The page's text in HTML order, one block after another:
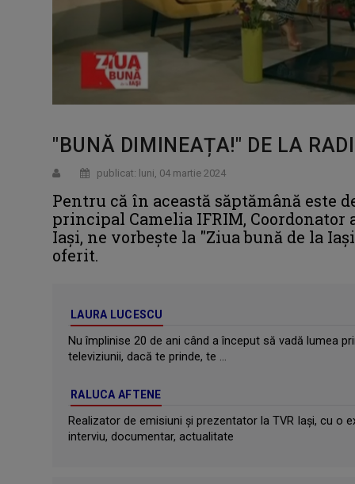
"BUNĂ DIMINEAȚA!" DE LA
publicat: luni, 04 martie 2024
Pentru că în această săptămână este
principal Camelia IFRIM, Coordonator
Iași, ne vorbește la "Ziua bună de la
oferit.
LAURA LUCESCU
Nu împlinise 20 de ani când a început să vadă lumea
televiziunii, dacă te prinde, te ...
RALUCA AFTENE
Realizator de emisiuni şi prezentator la TVR Iaşi, cu o
interviu, documentar, actualitate